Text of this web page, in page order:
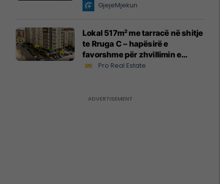
GjejeMjekun
Lokal 517m² me tarracë në shitje
te Rruga C – hapësirë e
favorshme për zhvillimin e
biznesit #15796
Pro Real Estate